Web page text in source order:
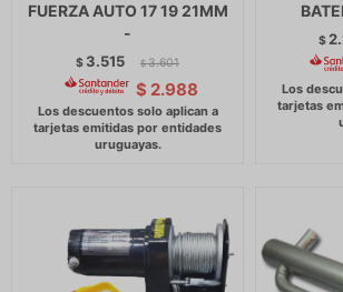
FUERZA AUTO 17 19 21MM
-
$ 3.515 $ 3.601
$ 2.988
$